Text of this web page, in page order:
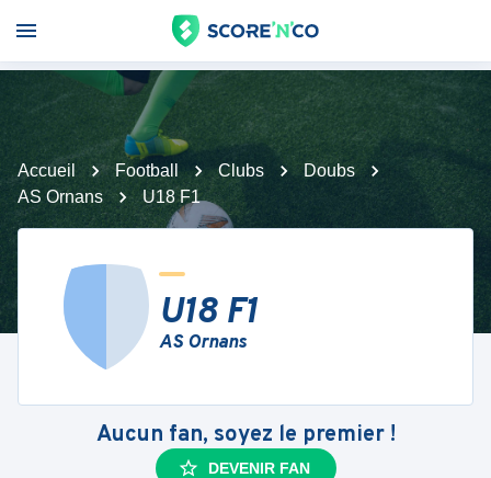
Accueil Football Clubs
Doubs
AS Ornans
U18 F1
U18 F1
AS Ornans
Aucun fan, soyez le premier !
DEVENIR FAN